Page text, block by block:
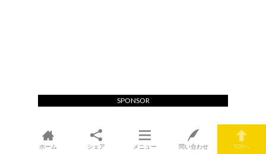
SPONSOR
ホーム シェア メニュー 問い合わせ TOPへ